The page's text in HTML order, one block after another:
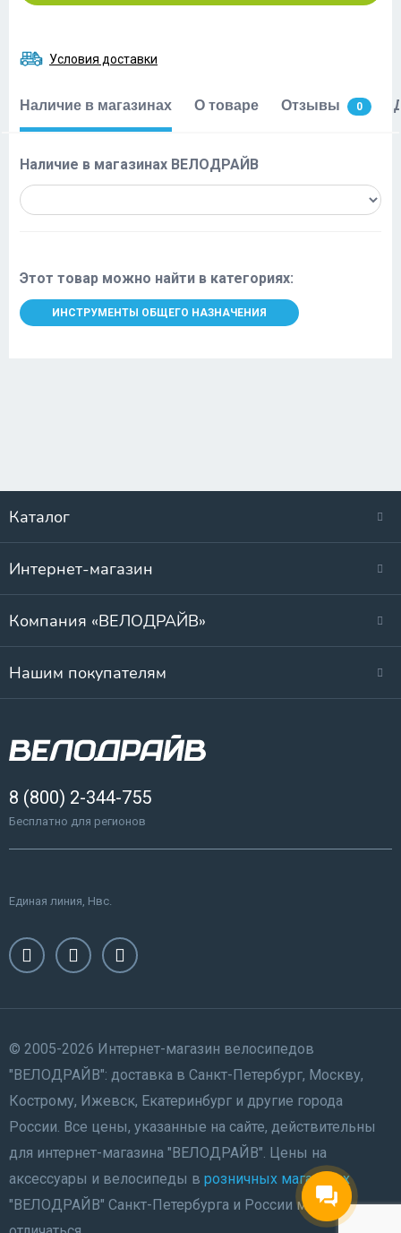
Условия доставки
Наличие в магазинах О товаре Отзывы 0
Наличие в магазинах ВЕЛОДРАЙВ
Этот товар можно найти в категориях:
ИНСТРУМЕНТЫ ОБЩЕГО НАЗНАЧЕНИЯ
Каталог
Интернет-магазин
Компания «ВЕЛОДРАЙВ»
Нашим покупателям
8 (800) 2-344-755
Бесплатно для регионов
Единая линия, Нвс.
© 2005-2026 Интернет-магазин велосипедов
"ВЕЛОДРАЙВ": доставка в Санкт-Петербург, Москву,
Кострому, Ижевск, Екатеринбург и другие города
России. Все цены, указанные на сайте, действительны
для интернет-магазина "ВЕЛОДРАЙВ". Цены на
аксессуары и велосипеды в розничных магазинах
"ВЕЛОДРАЙВ" Санкт-Петербурга и России могут